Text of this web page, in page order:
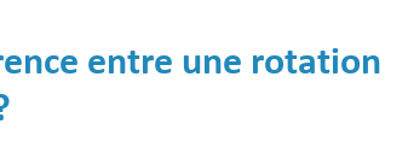
entre une rotation